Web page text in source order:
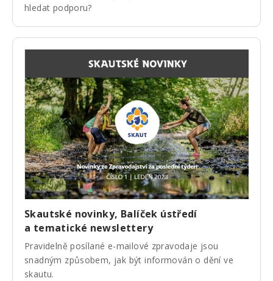
hledat podporu?
Skautské novinky, Balíček ústředí
a tematické newslettery
Pravidelně posílané e-mailové zpravodaje jsou
snadným způsobem, jak být informován o dění ve
skautu.